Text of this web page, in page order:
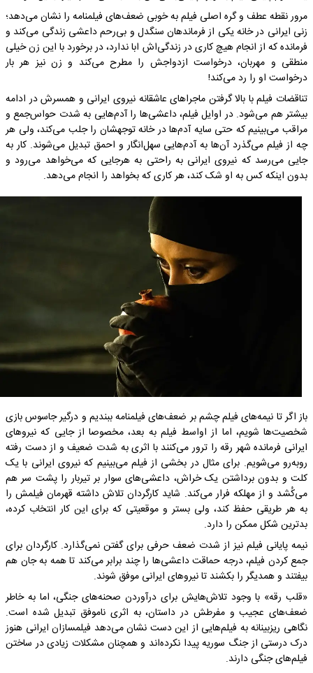
مرور نقطه عطف و گره اصلی فیلم به خوبی ضعف‌های فیلمنامه را نشان می‌دهد؛
زنی ایرانی در خانه یکی از فرماندهان سنگدل و بی‌رحم داعشی زندگی می‌کند و
فرمانده که از انجام هیچ کاری در زندگی‌اش ابا ندارد، در برخورد با این زن خیلی
منطقی و مهربان، درخواست ازدواجش را مطرح می‌کند و زن نیز هر بار
درخواست او را رد می‌کند!
تناقضات فیلم با بالا گرفتن ماجرا‌های عاشقانه نیروی ایرانی و همسرش در ادامه
بیشتر هم می‌شود. در اوایل فیلم، داعشی‌ها را آدم‌هایی به شدت حواس‌جمع و
مراقب می‌بینیم که حتی سایه آدم‌ها در خانه توجهشان را جلب می‌کند، ولی هر
چه از فیلم می‌گذرد آن‌ها به آدم‌هایی سهل‌انگار و احمق تبدیل می‌شوند. کار به
جایی می‌رسد که نیروی ایرانی به راحتی به هرجایی که می‌خواهد می‌رود و
بدون اینکه کس به او شک کند، هر کاری که بخواهد را انجام می‌دهد.
باز اگر تا نیمه‌های فیلم چشم بر ضعف‌های فیلمنامه ببندیم و درگیر جاسوس بازی
شخصیت‌ها شویم، اما از اواسط فیلم به بعد، مخصوصا از جایی که نیرو‌های
ایرانی فرمانده شهر رقه را ترور می‌کنند با اثری به شدت ضعیف و از دست رفته
روبه‌رو می‌شویم. برای مثال در بخشی از فیلم می‌بینیم که نیروی ایرانی با یک
کلت و بدون برداشتن یک خراش، داعشی‌های سوار بر تیربار را پشت سر هم
می‌کُشد و از مهلکه فرار می‌کند. شاید کارگردان تلاش داشته قهرمان فیلمش را
به هر طریقی حفظ کند، ولی بستر و موقعیتی که برای این کار انتخاب کرده،
بدترین شکل ممکن را دارد.
نیمه پایانی فیلم نیز از شدت ضعف حرفی برای گفتن نمی‌گذارد. کارگردان برای
جمع کردن فیلم، درجه حماقت داعشی‌ها را چند برابر می‌کند تا همه به جان هم
بیفتند و همدیگر را بکشند تا نیرو‌های ایرانی موفق شوند.
«قلب رقه» با وجود تلاش‌هایش برای درآوردن صحنه‌های جنگی، اما به خاطر
ضعف‌های عجیب و مفرطش در داستان، به اثری ناموفق تبدیل شده است.
نگاهی ریزبینانه به فیلم‌هایی از این دست نشان می‌دهد فیلمسازان ایرانی هنوز
درک درستی از جنگ سوریه پیدا نکرده‌اند و همچنان مشکلات زیادی در ساختن
فیلم‌های جنگی دارند.